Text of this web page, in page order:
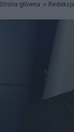
Strona główna Redakcja